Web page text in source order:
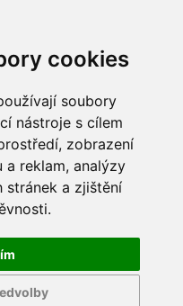
cookies
soubory
nástroje s cílem
zobrazení
a reklam, analýzy
stránek a zjištění